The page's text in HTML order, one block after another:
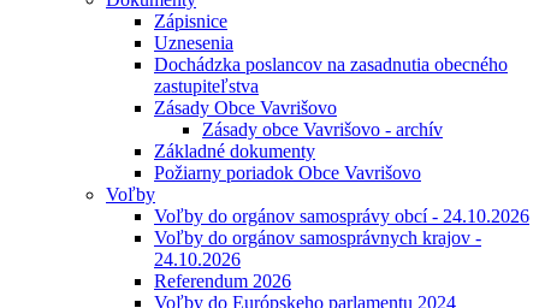
Zápisnice
Uznesenia
Dochádzka poslancov na zasadnutia obecného
zastupiteľstva
Zásady Obce Vavrišovo
Zásady obce Vavrišovo - archív
Základné dokumenty
Požiarny poriadok Obce Vavrišovo
Voľby
Voľby do orgánov samosprávy obcí - 24.10.2026
Voľby do orgánov samosprávnych krajov -
24.10.2026
Referendum 2026
Voľby do Európskeho parlamentu 2024